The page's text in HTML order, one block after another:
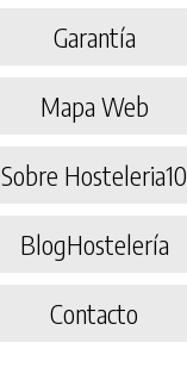
Garantía
Mapa Web
Sobre Hosteleria10
BlogHostelería
Contacto